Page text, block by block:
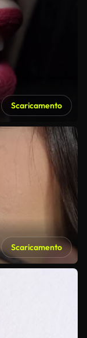
Scaricamento
Scaricamento